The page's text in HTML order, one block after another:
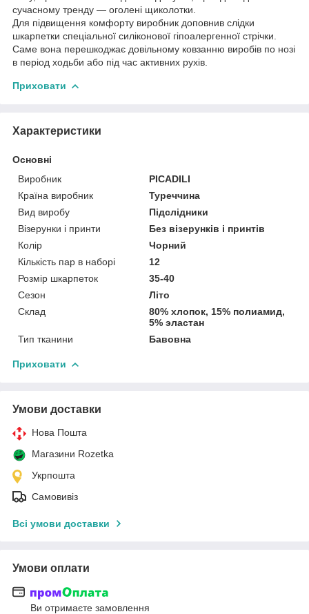
сучасному тренду — оголені щиколотки.
Для підвищення комфорту виробник доповнив слідки
шкарпетки спеціальної силіконової гіпоалергенної стрічки.
Саме вона перешкоджає довільному ковзанню виробів по нозі
в період ходьби або під час активних рухів.
Приховати
Характеристики
Основні
Виробник
PICADILI
Країна виробник
Туреччина
Вид виробу
Підслідники
Візерунки і принти
Без візерунків і принтів
Колір
Чорний
Кількість пар в наборі
12
Розмір шкарпеток
35-40
Сезон
Літо
Склад
80% хлопок, 15% полиамид,
5% эластан
Тип тканини
Бавовна
Приховати
Умови доставки
Нова Пошта
Магазини Rozetka
Укрпошта
Самовивіз
Всі умови доставки
Умови оплати
Ви отримаєте замовлення